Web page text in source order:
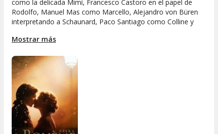
como la delicada Mimí, Francesco Castoro en el papel de
Rodolfo, Manuel Mas como Marcello, Alejandro von Büren
interpretando a Schaunard, Paco Santiago como Colline y
Antonio Alonso y Víctor Trueba, completando un reparto de
La puesta en escena corre a cargo de Alejandro Contreras
Cortés, mientras que Ana Ramos se encarga de los figurines
y la caracterización. Todo ello iluminado por Chus Fernández
y con los sobretítulos de José Ángel Treviño, para que la
experiencia sea completa.
No dejes pasar esta oportunidad de disfrutar de «La
Mostrar más